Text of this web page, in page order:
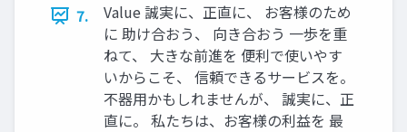
7.
Value 誠実に、正直に、 お客様のため
に 助け合おう、 向き合おう ⼀歩を重
ねて、 ⼤きな前進を 便利で使いやす
いからこそ、 信頼できるサービスを。
不器⽤かもしれませんが、 誠実に、正
直に。 私たちは、お客様の利益を 最